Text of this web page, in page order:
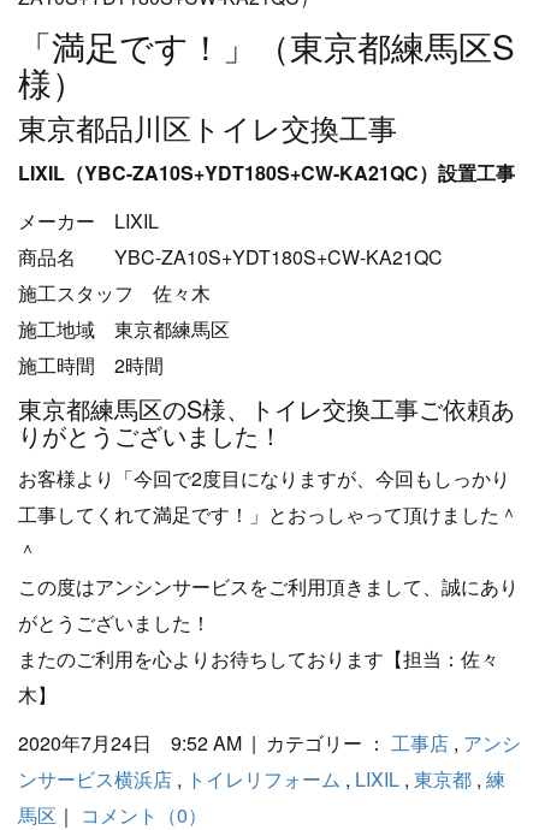
「満足です！」（東京都練馬区S
様）
東京都品川区トイレ交換工事
LIXIL（YBC-ZA10S+YDT180S+CW-KA21QC）設置工事
メーカー LIXIL
商品名 YBC-ZA10S+YDT180S+CW-KA21QC
施工スタッフ 佐々木
施工地域 東京都練馬区
施工時間 2時間
東京都練馬区のS様、トイレ交換工事ご依頼あ
りがとうございました！
お客様より「今回で2度目になりますが、今回もしっかり
工事してくれて満足です！」とおっしゃって頂けました＾
＾
この度はアンシンサービスをご利用頂きまして、誠にあり
がとうございました！
またのご利用を心よりお待ちしております【担当：佐々
木】
2020年7月24日 9:52 AM | カテゴリー ： 工事店 , アンシ
ンサービス横浜店 , トイレリフォーム , LIXIL , 東京都 , 練
馬区 ｜ コメント（0）